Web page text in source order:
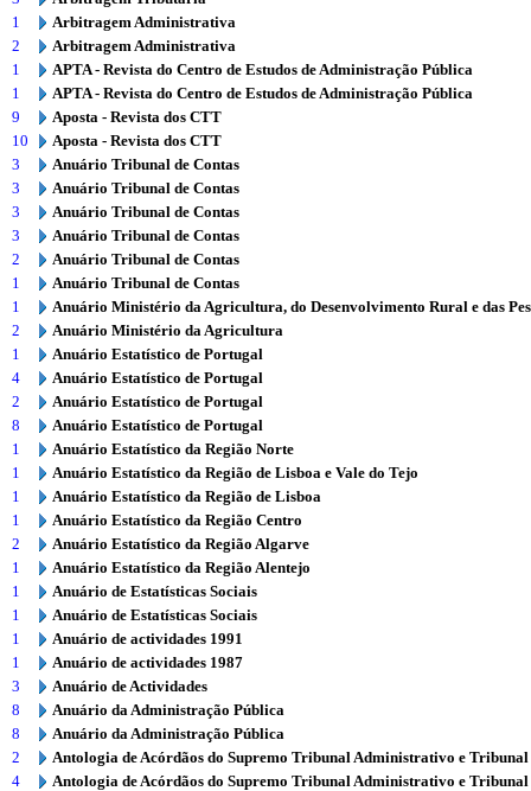
1
Arbitragem Administrativa
2
Arbitragem Administrativa
1
APTA - Revista do Centro de Estudos de Administração Pública
1
APTA - Revista do Centro de Estudos de Administração Pública
9
Aposta - Revista dos CTT
10
Aposta - Revista dos CTT
3
Anuário Tribunal de Contas
3
Anuário Tribunal de Contas
3
Anuário Tribunal de Contas
3
Anuário Tribunal de Contas
2
Anuário Tribunal de Contas
1
Anuário Tribunal de Contas
1
Anuário Ministério da Agricultura, do Desenvolvimento Rural e das
2
Anuário Ministério da Agricultura
1
Anuário Estatístico de Portugal
4
Anuário Estatístico de Portugal
2
Anuário Estatístico de Portugal
8
Anuário Estatístico de Portugal
1
Anuário Estatístico da Região Norte
1
Anuário Estatístico da Região de Lisboa e Vale do Tejo
1
Anuário Estatístico da Região de Lisboa
1
Anuário Estatístico da Região Centro
2
Anuário Estatístico da Região Algarve
1
Anuário Estatístico da Região Alentejo
1
Anuário de Estatísticas Sociais
1
Anuário de Estatísticas Sociais
1
Anuário de actividades 1991
1
Anuário de actividades 1987
3
Anuário de Actividades
8
Anuário da Administração Pública
8
Anuário da Administração Pública
2
Antologia de Acórdãos do Supremo Tribunal Administrativo e
4
Antologia de Acórdãos do Supremo Tribunal Administrativo e